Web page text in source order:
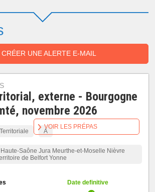
CRÉER UNE ALERTE E-MAIL
externe - Bourgogne
novembre 2026
A
Saône Jura Meurthe-et-Moselle Nièvre
de Belfort Yonne
Date definitive
VOIR LES PRÉPAS